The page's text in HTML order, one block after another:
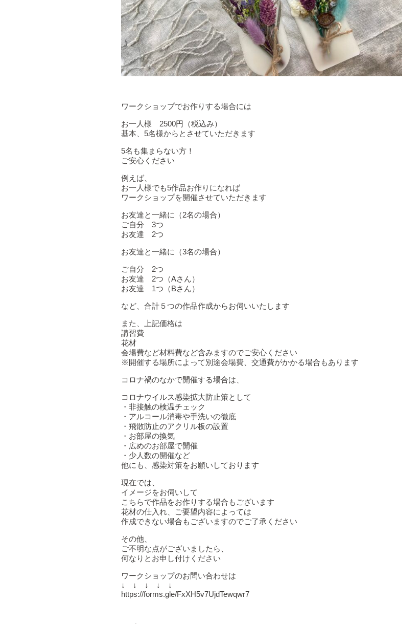
ワークショップでお作りする場合には
お一人様 2500円（税込み）
基本、5名様からとさせていただきます
5名も集まらない方！
ご安心ください
例えば、
お一人様でも5作品お作りになれば
ワークショップを開催させていただきます
お友達と一緒に（2名の場合）
ご自分 3つ
お友達 2つ
お友達と一緒に（3名の場合）
ご自分 2つ
お友達 2つ（Aさん）
お友達 1つ（Bさん）
など、合計５つの作品作成からお伺いいたします
また、上記価格は
講習費
花材
会場費など材料費など含みますのでご安心ください
※開催する場所によって別途会場費、交通費がかかる場合もあります
コロナ禍のなかで開催する場合は、
コロナウイルス感染拡大防止策として
・非接触の検温チェック
・アルコール消毒や手洗いの徹底
・飛散防止のアクリル板の設置
・お部屋の換気
・広めのお部屋で開催
・少人数の開催など
他にも、感染対策をお願いしております
現在では、
イメージをお伺いして
こちらで作品をお作りする場合もございます
花材の仕入れ、ご要望内容によっては
作成できない場合もございますのでご了承ください
その他、
ご不明な点がございましたら、
何なりとお申し付けください
ワークショップのお問い合わせは
↓ ↓ ↓ ↓ ↓
https://forms.gle/FxXH5v7UjdTewqwr7